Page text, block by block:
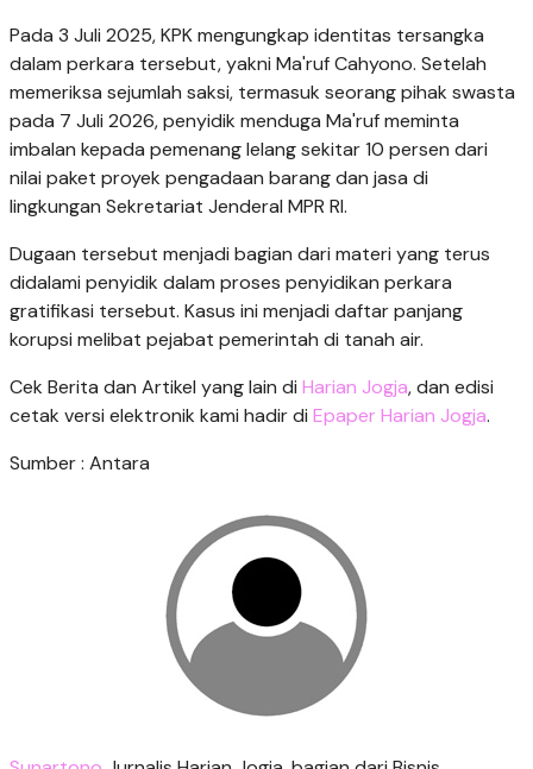
Pada 3 Juli 2025, KPK mengungkap identitas tersangka
dalam perkara tersebut, yakni Ma'ruf Cahyono. Setelah
memeriksa sejumlah saksi, termasuk seorang pihak swasta
pada 7 Juli 2026, penyidik menduga Ma'ruf meminta
imbalan kepada pemenang lelang sekitar 10 persen dari
nilai paket proyek pengadaan barang dan jasa di
lingkungan Sekretariat Jenderal MPR RI.
Dugaan tersebut menjadi bagian dari materi yang terus
didalami penyidik dalam proses penyidikan perkara
gratifikasi tersebut. Kasus ini menjadi daftar panjang
korupsi melibat pejabat pemerintah di tanah air.
Cek Berita dan Artikel yang lain di Harian Jogja, dan edisi
cetak versi elektronik kami hadir di Epaper Harian Jogja.
Sumber : Antara